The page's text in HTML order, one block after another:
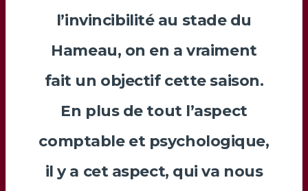
l’invincibilité au stade du
Hameau, on en a vraiment
fait un objectif cette saison.
En plus de tout l’aspect
comptable et psychologique,
il y a cet aspect, qui va nous